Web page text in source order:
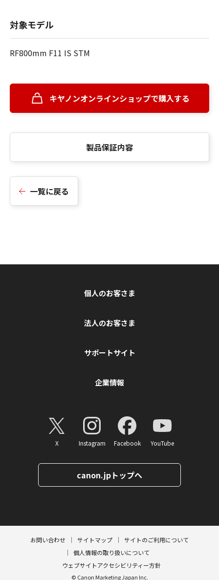
対象モデル
RF800mm F11 IS STM
キヤノンオンラインショップで購入する
製品保証内容
一覧に戻る
個人のお客さま
法人のお客さま
サポートサイト
企業情報
X Instagram Facebook YouTube
canon.jpトップへ
お問い合わせ サイトマップ
サイトのご利用について
個人情報の取り扱いについて
ウェブサイトアクセシビリティー方針
© Canon Marketing Japan Inc.